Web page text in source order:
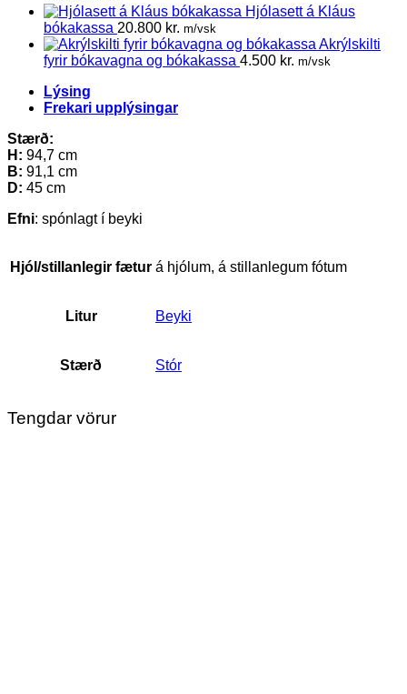
Hjólasett á Kláus
bókakassa 20.800 kr. m/vsk
Akrýlskilti
fyrir bókavagna og bókakassa 4.500 kr. m/vsk
Lýsing
Frekari upplýsingar
Stærð:
H: 94,7 cm
B: 91,1 cm
D: 45 cm
Efni: spónlagt í beyki
Hjól/stillanlegir fætur á hjólum, á stillanlegum fótum
Litur Beyki
Stærð Stór
Tengdar vörur